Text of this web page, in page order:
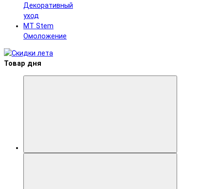
Декоративный
уход
MT Stem
Омоложение
Товар дня